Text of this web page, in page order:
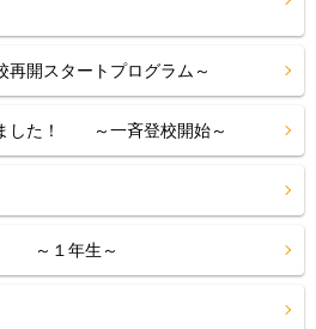
スタートプログラム～
した！ ～一斉登校開始～
～１年生～